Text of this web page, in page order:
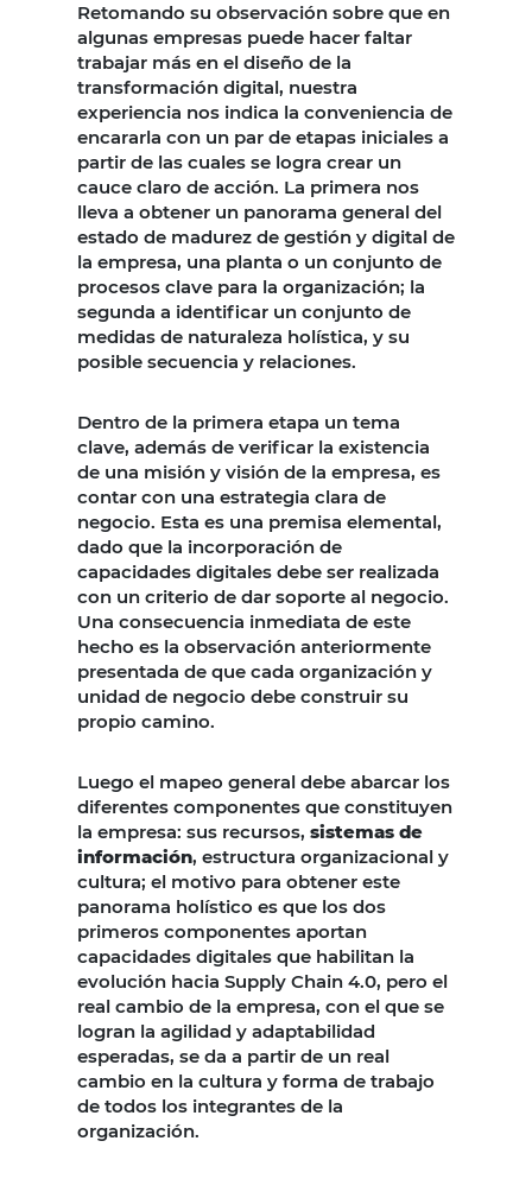
Retomando su observación sobre que en
algunas empresas puede hacer faltar
trabajar más en el diseño de la
transformación digital, nuestra
experiencia nos indica la conveniencia de
encararla con un par de etapas iniciales a
partir de las cuales se logra crear un
cauce claro de acción. La primera nos
lleva a obtener un panorama general del
estado de madurez de gestión y digital de
la empresa, una planta o un conjunto de
procesos clave para la organización; la
segunda a identificar un conjunto de
medidas de naturaleza holística, y su
posible secuencia y relaciones.
Dentro de la primera etapa un tema
clave, además de verificar la existencia
de una misión y visión de la empresa, es
contar con una estrategia clara de
negocio. Esta es una premisa elemental,
dado que la incorporación de
capacidades digitales debe ser realizada
con un criterio de dar soporte al negocio.
Una consecuencia inmediata de este
hecho es la observación anteriormente
presentada de que cada organización y
unidad de negocio debe construir su
propio camino.
Luego el mapeo general debe abarcar los
diferentes componentes que constituyen
la empresa: sus recursos, sistemas de
información, estructura organizacional y
cultura; el motivo para obtener este
panorama holístico es que los dos
primeros componentes aportan
capacidades digitales que habilitan la
evolución hacia Supply Chain 4.0, pero el
real cambio de la empresa, con el que se
logran la agilidad y adaptabilidad
esperadas, se da a partir de un real
cambio en la cultura y forma de trabajo
de todos los integrantes de la
organización.